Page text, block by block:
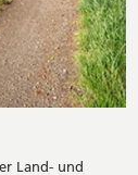
Land- und